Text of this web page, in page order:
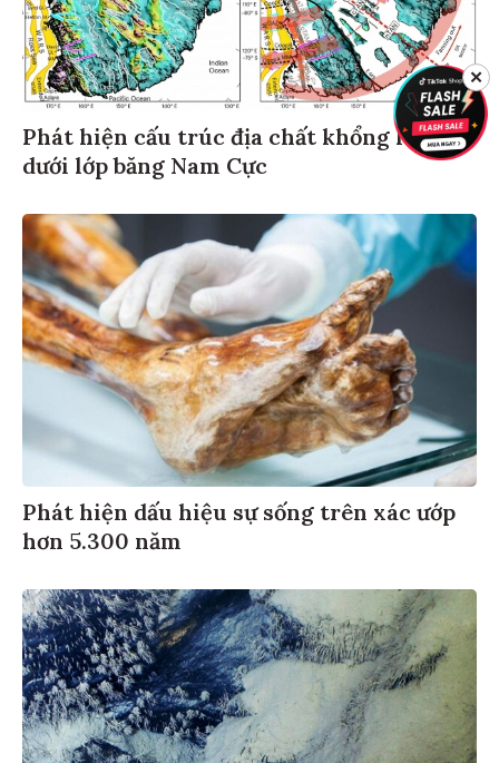
Phát hiện cấu trúc địa chất khổng lồ ẩn
dưới lớp băng Nam Cực
Phát hiện dấu hiệu sự sống trên xác ướp
hơn 5.300 năm
✕